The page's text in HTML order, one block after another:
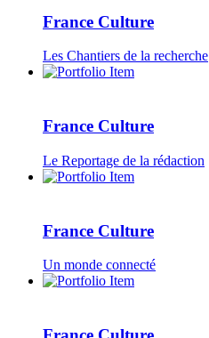
France Culture
Les Chantiers de la recherche
France Culture
Le Reportage de la rédaction
France Culture
Un monde connecté